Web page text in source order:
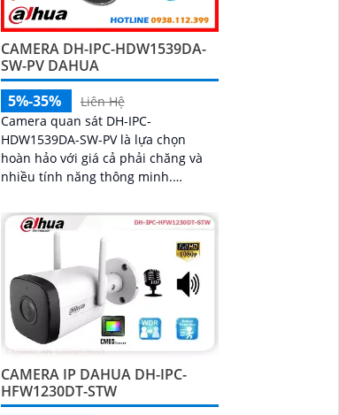
CAMERA DH-IPC-HDW1539DA-
SW-PV DAHUA
5%-35%
Liên Hệ
Camera quan sát DH-IPC-
HDW1539DA-SW-PV là lựa chọn
hoàn hảo với giá cả phải chăng và
nhiều tính năng thông minh.
rõ cùng với công nghệ phát hiện con
người và phương tiện báo động chủ
CAMERA IP DAHUA DH-IPC-
HFW1230DT-STW